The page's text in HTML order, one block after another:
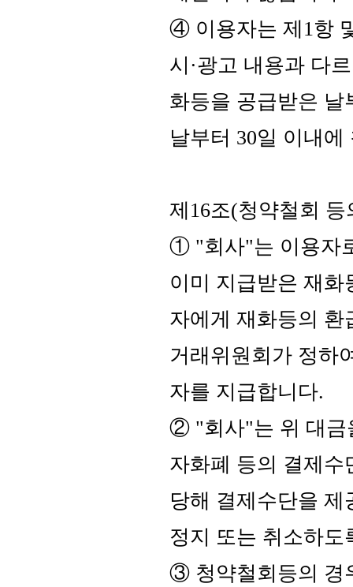
④ 이용자는 제1항
시·광고 내용과 다
화등을 공급받은 날
날부터 30일 이내
제16조(청약철회 등
① "회사"는 이용자
이미 지급받은 재
자에게 재화등의 환
거래위원회가 정하
자를 지급합니다.
② "회사"는 위 대금
자화폐 등의 결제
당해 결제수단을
정지 또는 취소하도
③ 청약철회등의 경